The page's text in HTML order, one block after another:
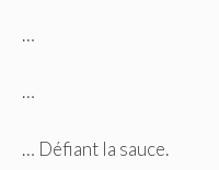
…
…
… Défiant la sauce.